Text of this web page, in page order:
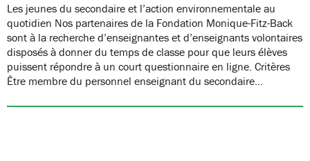
Les jeunes du secondaire et l’action environnementale au
quotidien Nos partenaires de la Fondation Monique-Fitz-Back
sont à la recherche d’enseignantes et d’enseignants volontaires
disposés à donner du temps de classe pour que leurs élèves
puissent répondre à un court questionnaire en ligne. Critères
Être membre du personnel enseignant du secondaire…